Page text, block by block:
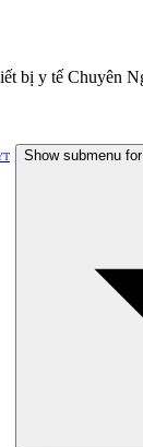
bị y tế Chuyên
Show submenu